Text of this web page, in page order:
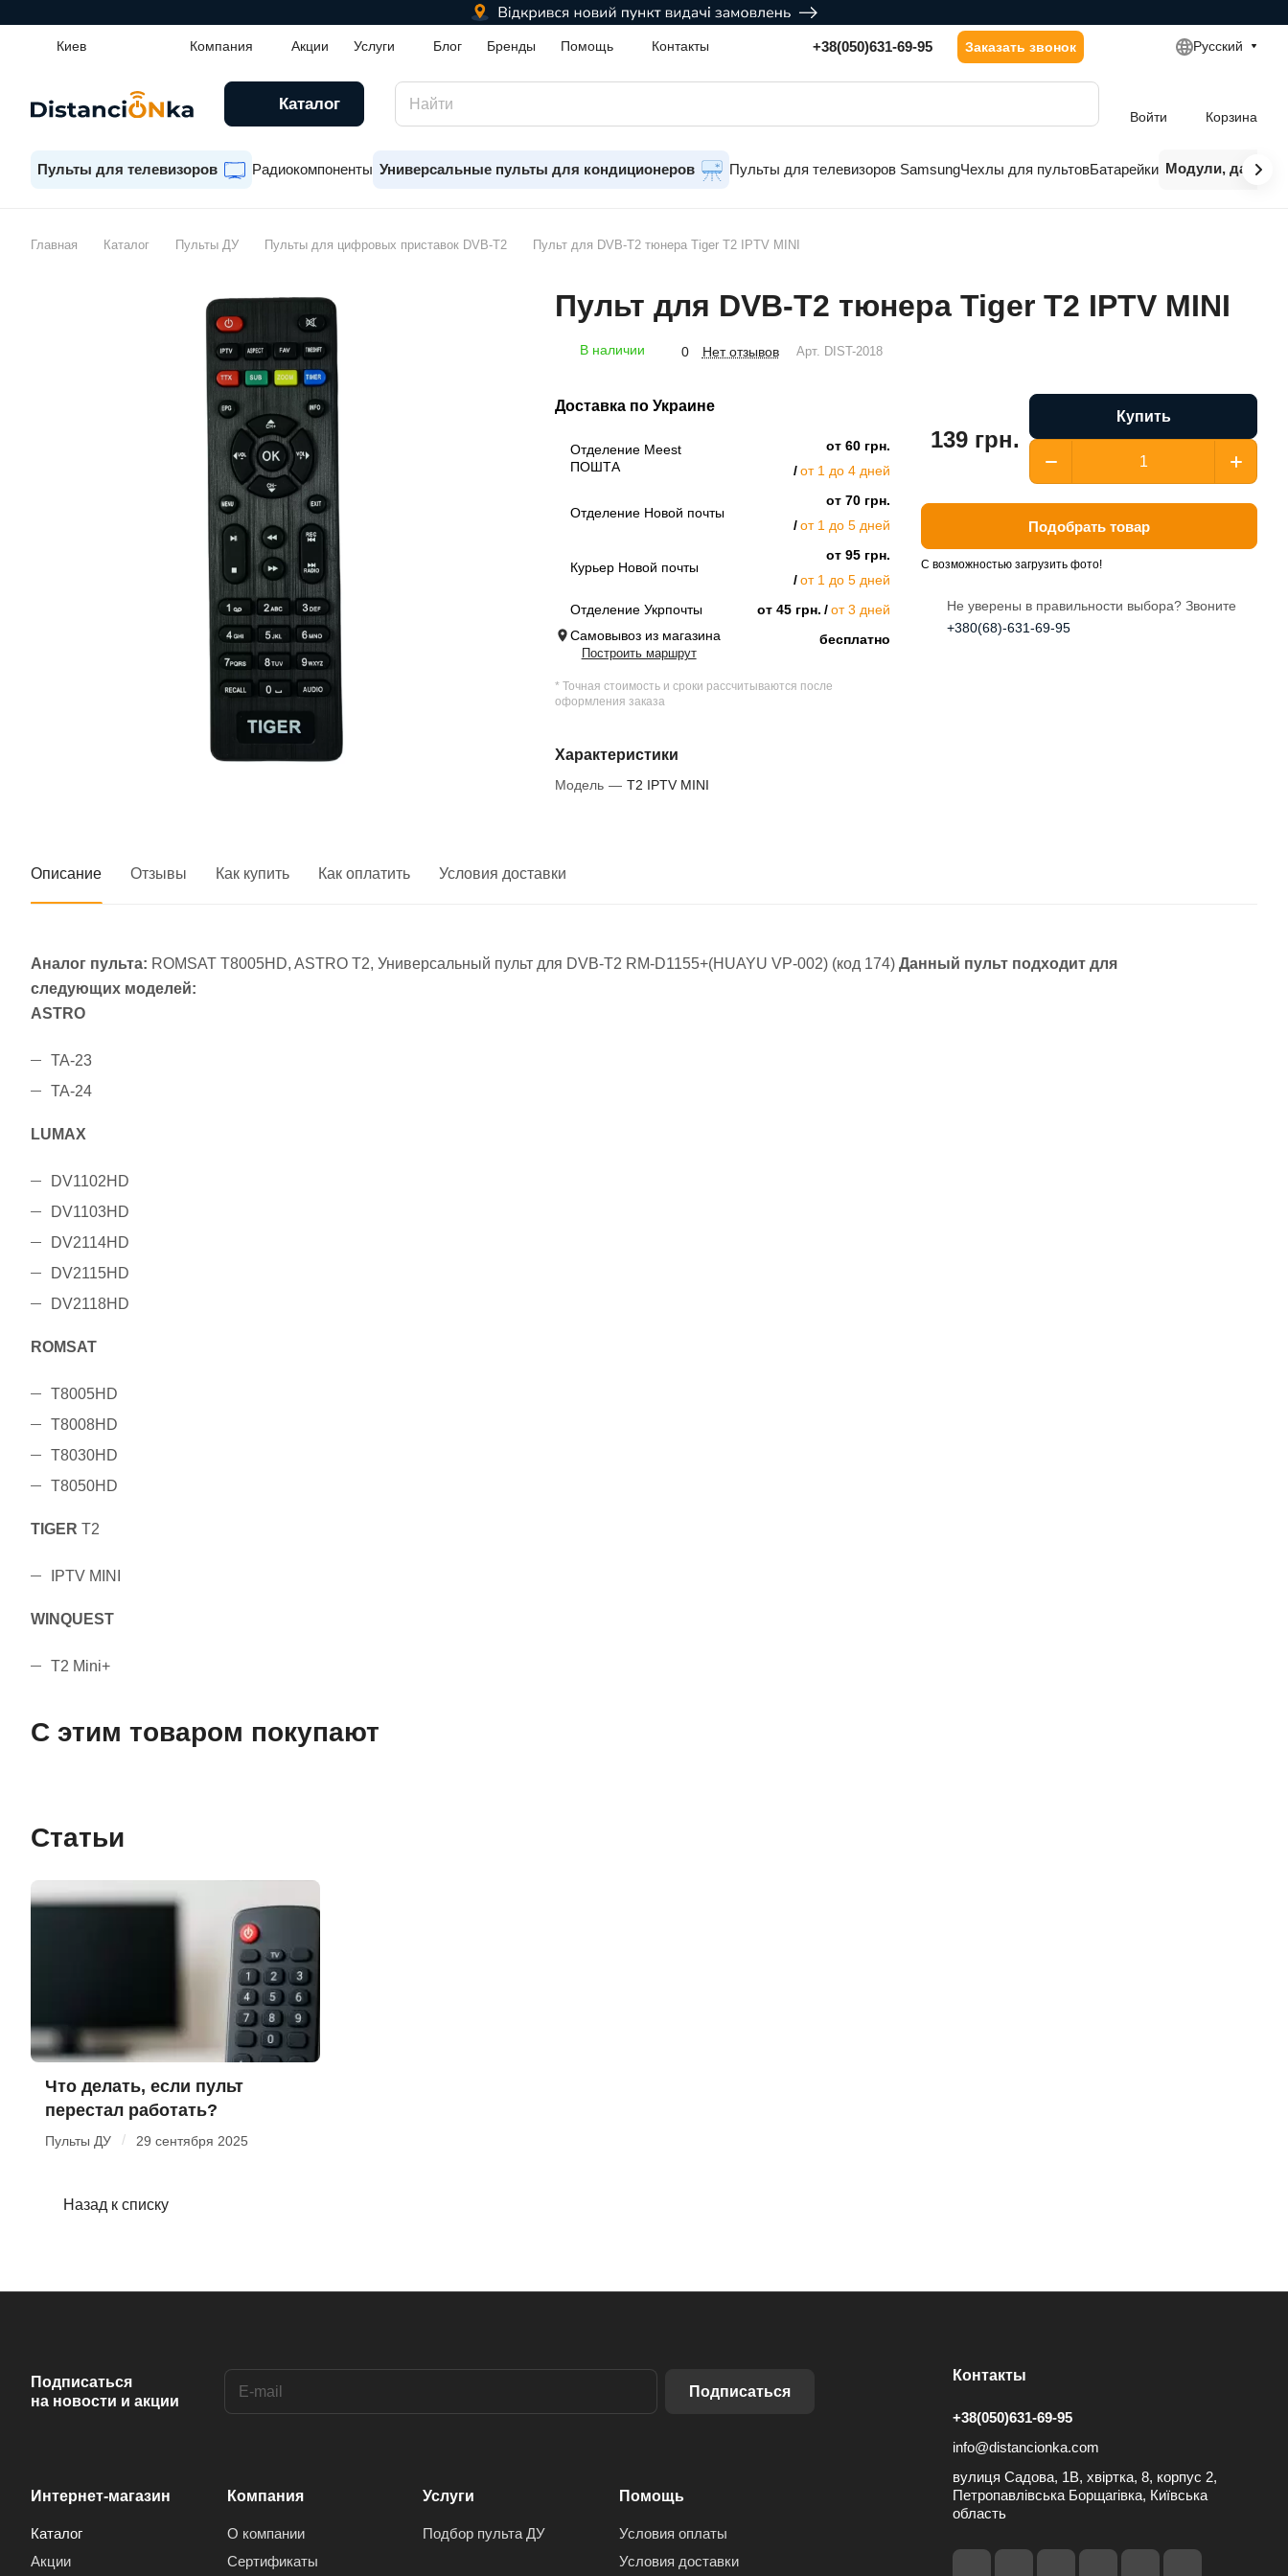
Киев Компания Акции Услуги Блог Бренды Помощь Контакты +38(050)631-69-95 Заказать звонок Русский
Каталог
Войти Корзина
Пульты для телевизоров Радиокомпоненты Универсальные пульты для кондиционеров Пульты для телевизоров SamsungЧехлы для пультовБатарейки Модули,
Главная Каталог Пульты ДУ Пульты для цифровых приставок DVB-T2 Пульт для DVB-T2 тюнера Tiger T2 IPTV MINI
Пульт для DVB-T2 тюнера Tiger T2 IPTV MINI
В наличии 0 Нет отзывов Арт. DIST-2018
Доставка по Украине
Отделение Meest
ПОШТА
от 60 грн.
от 1 до 4 дней
Отделение Новой почты
от 70 грн.
от 1 до 5 дней
Курьер Новой почты
от 95 грн.
от 1 до 5 дней
Отделение Укрпочты
от 45 грн.
от 3 дней
Самовывоз из магазина
Построить маршрут
бесплатно
* Точная стоимость и сроки рассчитываются после
оформления заказа
Характеристики
Модель — T2 IPTV MINI
139 грн.
Купить
Подобрать товар
С возможностью загрузить фото!
Не уверены в правильности выбора? Звоните
+380(68)-631-69-95
Описание Отзывы Как купить Как оплатить Условия доставки
Аналог пульта: ROMSAT T8005HD, ASTRO T2, Универсальный пульт для DVB-T2 RM-D1155+(HUAYU VP-002) (код 174) Данный пульт подходит для
следующих моделей:
ASTRO
ТА-23
ТА-24
LUMAX
DV1102HD
DV1103HD
DV2114HD
DV2115HD
DV2118HD
ROMSAT
T8005HD
T8008HD
T8030HD
T8050HD
TIGER T2
IPTV MINI
WINQUEST
T2 Mini+
С этим товаром покупают
Статьи
Что делать, если пульт
перестал работать?
Пульты ДУ / 29 сентября 2025
Назад к списку
Подписаться
на новости и акции
Подписаться
Интернет-магазин
Каталог
Акции
Компания
О компании
Сертификаты
Услуги
Подбор пульта ДУ
Помощь
Условия оплаты
Условия доставки
Контакты
+38(050)631-69-95
info@distancionka.com
вулиця Садова, 1В, хвіртка, 8, корпус 2,
Петропавлівська Борщагівка, Київська
область